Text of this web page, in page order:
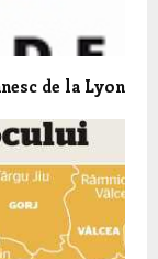
de la Lyon